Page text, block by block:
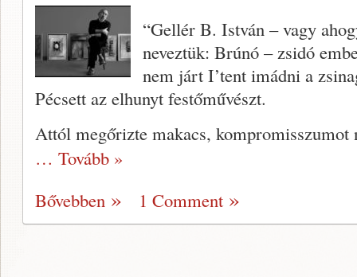
“Gellér B. István – vagy
neveztük: Brúnó – zsidó
nem járt I’tent imádni a
Pécsett az elhunyt festőművészt.
Attól megőrizte makacs, kompromisszumot
… Tovább »
Bővebben
1 Comment